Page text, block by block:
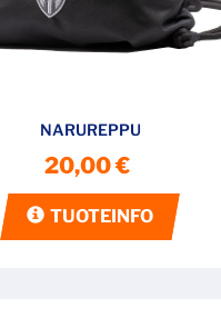
NARUREPPU
20,00 €
TUOTEINFO